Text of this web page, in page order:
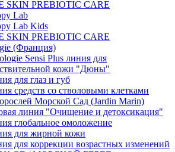
SKIN PREBIOTIC CARE
Lab
Lab Kids
SKIN PREBIOTIC CARE
(Франция)
Sensi Plus линия для
кожи "Дюны"
для глаз и губ
средств со стволовыми клетками
Морской Сад (Jardin Marin)
линия "Очищение и детоксикация"
глобальное омоложение
для жирной кожи
для коррекции возрастных изменений